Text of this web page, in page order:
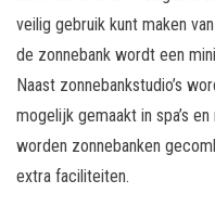
veilig gebruik kunt maken
de zonnebank wordt een
Naast zonnebankstudio’s
mogelijk gemaakt in spa’s
worden zonnebanken
extra faciliteiten.